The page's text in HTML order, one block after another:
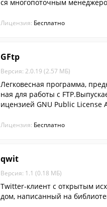
ся многопоточным
ая закачка), это означает,
ad Fast способен разделить
но, тем самым уменьшив
и.
Лицензия: Бесплатно
GFtp
Версия: 2.0.19 (2.57 МБ)
Легковесная программа,
ная для работы с
ицензией GNU Public License
Лицензия: Бесплатно
qwit
Версия: 1.1 (0.18 МБ)
Twitter-клиент с открытым
дом, написанный на